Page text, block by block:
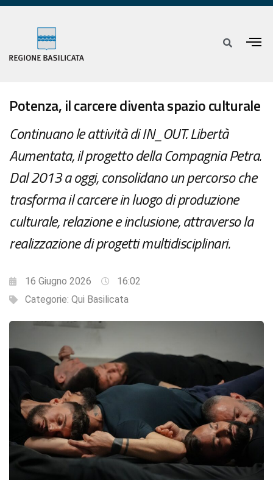
Potenza, il carcere diventa spazio culturale
Continuano le attività di IN_OUT. Libertà
Aumentata, il progetto della Compagnia Petra.
Dal 2013 a oggi, consolidano un percorso che
trasforma il carcere in luogo di produzione
culturale, relazione e inclusione, attraverso la
realizzazione di progetti multidisciplinari.
16 Giugno 2026
16:02
Categorie: Qui Basilicata